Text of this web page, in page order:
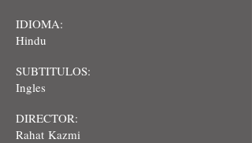
IDIOMA:
Hindu
SUBTITULOS:
Ingles
DIRECTOR:
Rahat Kazmi